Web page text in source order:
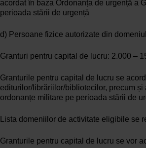
acordat în baza Ordonanța de urgență a
perioada stării de urgență
d) Persoane fizice autorizate din
Granturi pentru capital de lucru: 2.000 –
Granturile pentru capital de lucru se
editurilor/librăriilor/bibliotecilor, precum
ordonanțe militare pe perioada stării de
Lista domeniilor de activitate eligibile se
Granturile pentru capital de lucru se vor